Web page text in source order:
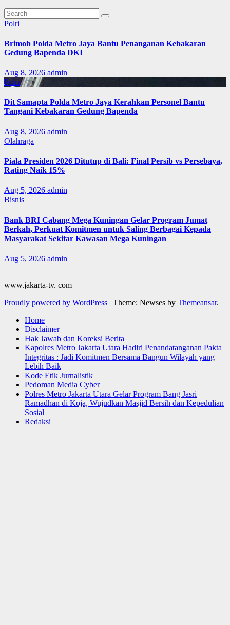
Polri
Brimob Polda Metro Jaya Bantu Penanganan Kebakaran
Gedung Bapenda DKI
Aug 8, 2026 admin
Polri
Dit Samapta Polda Metro Jaya Kerahkan Personel Bantu
Tangani Kebakaran Gedung Bapenda
Aug 8, 2026 admin
Olahraga
Piala Presiden 2026 Ditutup di Bali: Final Persib vs Persebaya,
Rating Naik 15%
Aug 5, 2026 admin
Bisnis
Bank BRI Cabang Mega Kuningan Gelar Program Jumat
Berkah, Perkuat Komitmen untuk Saling Berbagai Kepada
Masyarakat Sekitar Kawasan Mega Kuningan
Aug 5, 2026 admin
www.jakarta-tv. com
Proudly powered by WordPress | Theme: Newses by Themeansar.
Home
Disclaimer
Hak Jawab dan Koreksi Berita
Kapolres Metro Jakarta Utara Hadiri Penandatanganan Pakta
Integritas : Jadi Komitmen Bersama Bangun Wilayah yang
Lebih Baik
Kode Etik Jurnalistik
Pedoman Media Cyber
Polres Metro Jakarta Utara Gelar Program Bang Jasri
Ramadhan di Koja, Wujudkan Masjid Bersih dan Kepedulian
Sosial
Redaksi